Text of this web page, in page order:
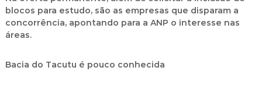
blocos para estudo, são as empresas que disparam a
concorrência, apontando para a ANP o interesse nas
áreas.
Bacia do Tacutu é pouco conhecida